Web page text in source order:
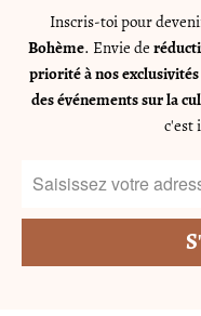
Inscris-toi pour
Bohème. Envie de
priorité à nos
des événements sur la
c'est